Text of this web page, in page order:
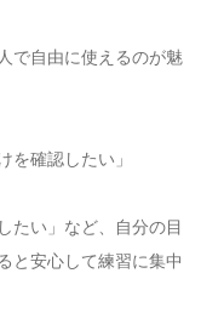
で自由に使えるのが魅
を確認したい」
たい」など、自分の目
と安心して練習に集中